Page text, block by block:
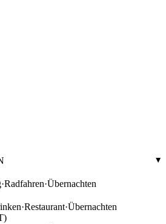
·Radfahren·Übernachten
·Restaurant·Übernachten